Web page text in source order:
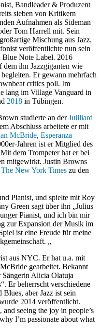
Bandleader & Produzent
sieben von Kritikern
Aufnahmen als Sideman
Tom Harrell mit. Sein
Mischung aus Jazz,
veröffentlichte nun sein
Blue Note Label. 2016
dem ihn Jazzgiganten wie
Er gewann mehrfach
critics poll. Im
lang im Village Vanguard in
2018 in Tübingen.
studierte an derJuilliard
Abschluss arbeitete er mit
McBride, Esperanza
Jahren ist er Mitglied des
dem Trompeter hat er bei
mitgewirkt. Justin Browns
The New York Times zu den
Pianist, und spielte mit Roy
Green sagt über ihn „Julius
Pianist, und ich bin mir
zur Expansion der Musik im
ist eine Freude für meine
„
aus NYC. Er hat u.a. mit
gearbeitet. Bekannt
Sängerin Alicia Olatuja
Er beherrscht verschiedene
aber Jazz ist sein
2014 veröffentlicht.
seeing the joy in people’s
I’m passionate about what